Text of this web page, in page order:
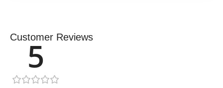
Customer Reviews
5